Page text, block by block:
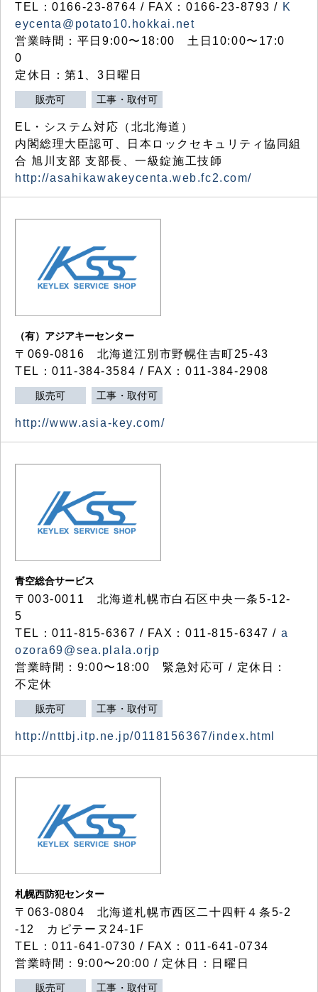
TEL：0166-23-8764 / FAX：0166-23-8793 / K
eycenta@potato10.hokkai.net
営業時間：平日9:00〜18:00 土日10:00〜17:0
0
定休日：第1、3日曜日
販売可 工事・取付可
EL・システム対応（北北海道）
内閣総理大臣認可、日本ロックセキュリティ協同組
合 旭川支部 支部長、一級錠施工技師
http://asahikawakeycenta.web.fc2.com/
（有）アジアキーセンター
〒069-0816 北海道江別市野幌住吉町25-43
TEL：011-384-3584 / FAX：011-384-2908
販売可 工事・取付可
http://www.asia-key.com/
青空総合サービス
〒003-0011 北海道札幌市白石区中央一条5-12-
5
TEL：011-815-6367 / FAX：011-815-6347 / a
ozora69@sea.plala.orjp
営業時間：9:00〜18:00 緊急対応可 / 定休日：
不定休
販売可 工事・取付可
http://nttbj.itp.ne.jp/0118156367/index.html
札幌西防犯センター
〒063-0804 北海道札幌市西区二十四軒４条5-2
-12 カピテーヌ24-1F
TEL：011-641-0730 / FAX：011-641-0734
営業時間：9:00〜20:00 / 定休日：日曜日
販売可 工事・取付可